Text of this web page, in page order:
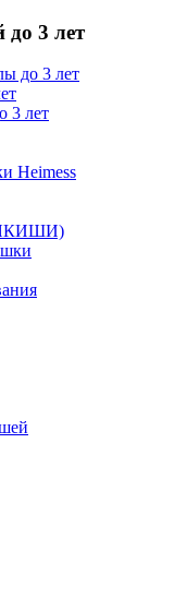
3 лет
до 3 лет
3 лет
Heimess